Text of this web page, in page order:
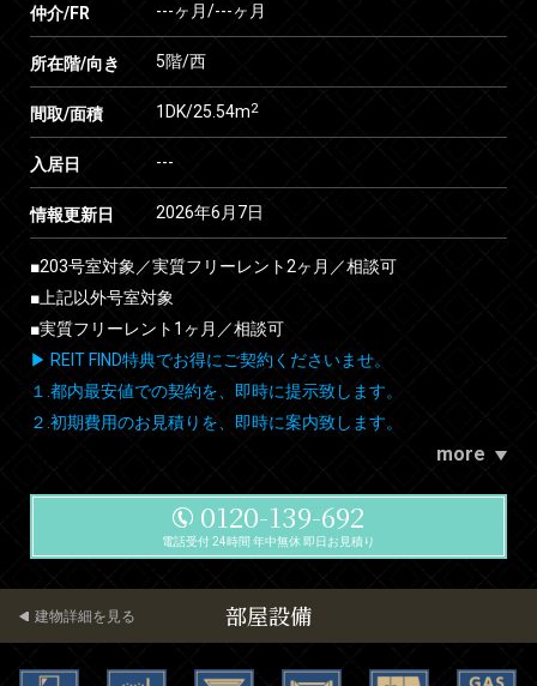
仲介/FR ---ヶ月/---ヶ月
所在階/向き 5階/西
間取/面積 1DK/25.54m2
入居日 ---
情報更新日 2026年6月7日
■203号室対象／実質フリーレント2ヶ月／相談可
■上記以外号室対象
■実質フリーレント1ヶ月／相談可
▶ REIT FIND特典でお得にご契約くださいませ。
１.都内最安値での契約を、即時に提示致します。
２.初期費用のお見積りを、即時に案内致します。
more
0120-139-692
電話受付 24時間 年中無休 即日お見積り
部屋設備
建物詳細を見る